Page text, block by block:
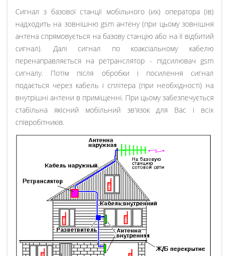
Сигнал з базової станції мобільного (их) оператора (ів)
надходить на зовнішню gsm антену (при цьому зовнішня
антена спрямовується на базову станцію або на її відбитий
сигнал). Далі сигнал по коаксіальному кабелю
перенаправляється на ретранслятор - підсилювач gsm
сигналу. Потім після обробки і посилення сигнал
подається через кабель і сплітера (при необхідності) на
внутрішні антени в приміщенні. При цьому забезпечується
стабільна якісний мобільний зв'язок для Вас і всіх
співробітників.